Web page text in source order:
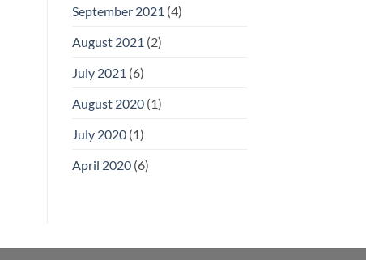
September 2021 (4)
August 2021 (2)
July 2021 (6)
August 2020(1)
July 2020(1)
April 2020(6)